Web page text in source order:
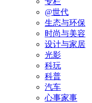
@世代
生态与环保
时尚与美容
设计与家居
光影
科玩
科普
汽车
心事家事